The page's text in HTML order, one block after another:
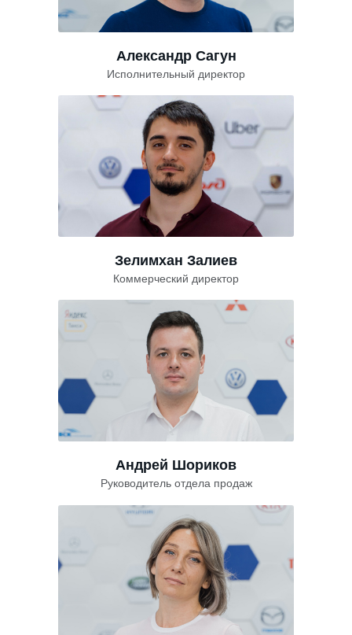
Александр Сагун
Зелимхан Залиев
Андрей Шориков
Исполнительный директор
Коммерческий директор
Руководитель отдела продаж